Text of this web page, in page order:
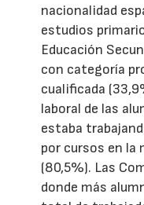
nacionalidad
estudios
Educación
con categoría
cualificada
laboral de las
estaba
por cursos en la
(80,5%). Las
donde más